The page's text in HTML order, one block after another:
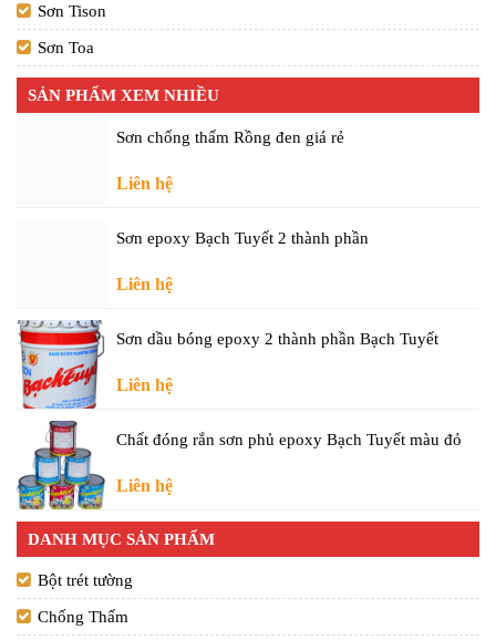
Sơn Tison
Sơn Toa
SẢN PHẨM XEM NHIỀU
Sơn chống thấm Rồng đen giá rẻ
Liên hệ
Sơn epoxy Bạch Tuyết 2 thành phần
Liên hệ
Sơn dầu bóng epoxy 2 thành phần Bạch Tuyết
Liên hệ
Chất đóng rắn sơn phủ epoxy Bạch Tuyết màu đỏ
Liên hệ
DANH MỤC SẢN PHẨM
Bột trét tường
Chống Thấm